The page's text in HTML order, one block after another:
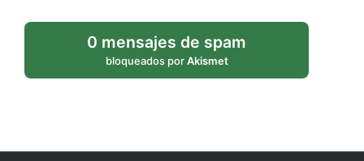
0 mensajes de spam
bloqueados porAkismet